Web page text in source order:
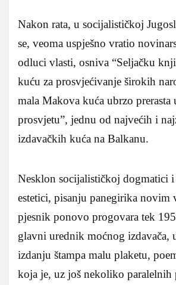
Nakon rata, u socijalističkoj
se, veoma uspješno vratio
odluci vlasti, osniva “Seljačku
kuću za prosvjećivanje širokih
mala Makova kuća ubrzo prerasta
prosvjetu”, jednu od najvećih i
izdavačkih kuća na Balkanu.
Nesklon socijalističkoj dogmatici i
estetici, pisanju panegirika novim
pjesnik ponovo progovara tek
glavni urednik moćnog izdavača,
izdanju štampa malu plaketu,
koja je, uz još nekoliko paralelnih